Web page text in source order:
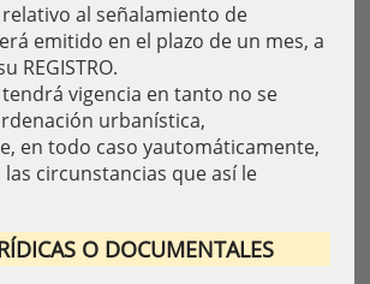
al señalamiento de
emitido en el plazo de un mes, a
REGISTRO.
vigencia en tanto no se
urbanística,
en todo caso yautomáticamente,
circunstancias que así le
O DOCUMENTALES